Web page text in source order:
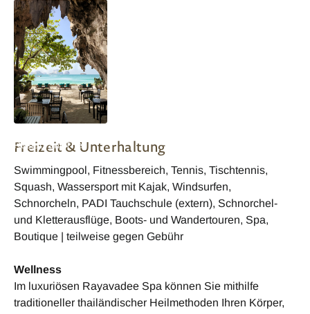
Restaurant The
Freizeit & Unterhaltung
Swimmingpool, Fitnessbereich, Tennis, Tischtennis,
Squash, Wassersport mit Kajak, Windsurfen,
Schnorcheln, PADI Tauchschule (extern), Schnorchel-
und Kletterausflüge, Boots- und Wandertouren, Spa,
Boutique | teilweise gegen Gebühr
Wellness
Im luxuriösen Rayavadee Spa können Sie mithilfe
traditioneller thailändischer Heilmethoden Ihren Körper,